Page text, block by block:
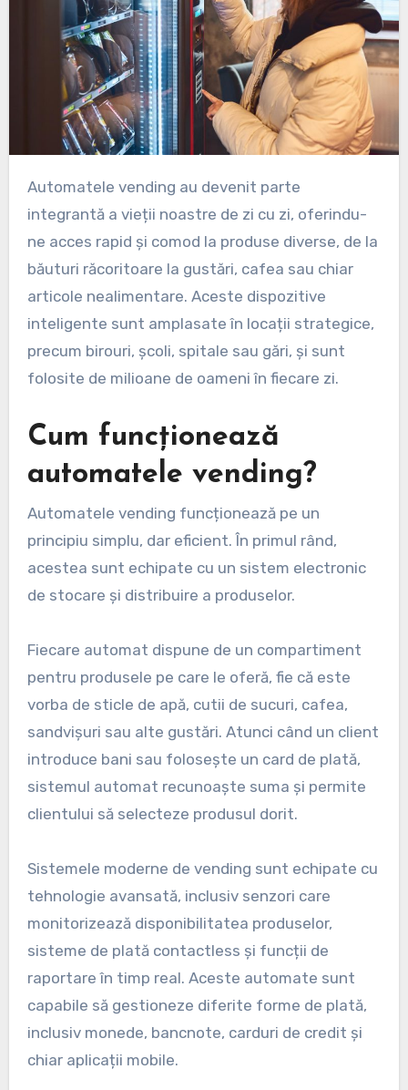
Automatele vending au devenit parte
integrantă a vieții noastre de zi cu zi, oferindu-
ne acces rapid și comod la produse diverse, de la
băuturi răcoritoare la gustări, cafea sau chiar
articole nealimentare. Aceste dispozitive
inteligente sunt amplasate în locații strategice,
precum birouri, școli, spitale sau gări, și sunt
folosite de milioane de oameni în fiecare zi.
Cum funcționează
automatele vending?
Automatele vending funcționează pe un
principiu simplu, dar eficient. În primul rând,
acestea sunt echipate cu un sistem electronic
de stocare și distribuire a produselor.
Fiecare automat dispune de un compartiment
pentru produsele pe care le oferă, fie că este
vorba de sticle de apă, cutii de sucuri, cafea,
sandvișuri sau alte gustări. Atunci când un client
introduce bani sau folosește un card de plată,
sistemul automat recunoaște suma și permite
clientului să selecteze produsul dorit.
Sistemele moderne de vending sunt echipate cu
tehnologie avansată, inclusiv senzori care
monitorizează disponibilitatea produselor,
sisteme de plată contactless și funcții de
raportare în timp real. Aceste automate sunt
capabile să gestioneze diferite forme de plată,
inclusiv monede, bancnote, carduri de credit și
chiar aplicații mobile.